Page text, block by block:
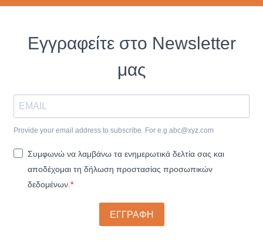
Εγγραφείτε στο Newsletter
μας
Provide your email address to subscribe. For e.g abc@xyz.com
Συμφωνώ να λαμβάνω τα ενημερωτικά δελτία σας και
αποδέχομαι τη δήλωση προστασίας προσωπικών
δεδομένων.
ΕΓΓΡΑΦΗ